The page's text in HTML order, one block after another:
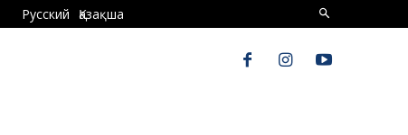
Русский Қазақша